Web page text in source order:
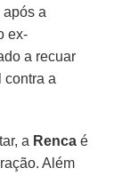
a
ex-
a recuar
contra a
a Renca é
Além